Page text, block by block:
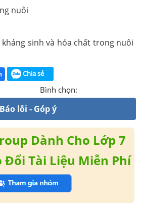
nuôi
sinh và hóa chất trong nuôi
Chia sẻ
Bình chọn:
Báo lỗi - Góp ý
Dành Cho Lớp 7
Đổi Tài Liệu Miễn Phí